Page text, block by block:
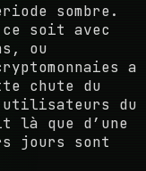
sombre.
soit avec
ou
a
chute du
utilisateurs du
là que d’une
jours sont